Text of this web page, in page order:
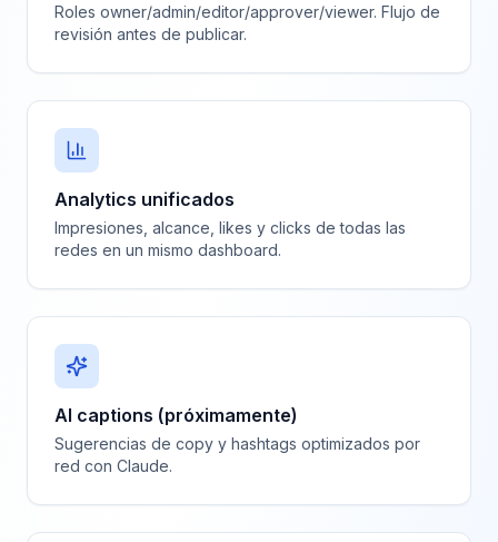
Roles owner/admin/editor/approver/viewer. Flujo de
revisión antes de publicar.
Analytics unificados
Impresiones, alcance, likes y clicks de todas las
redes en un mismo dashboard.
AI captions (próximamente)
Sugerencias de copy y hashtags optimizados por
red con Claude.